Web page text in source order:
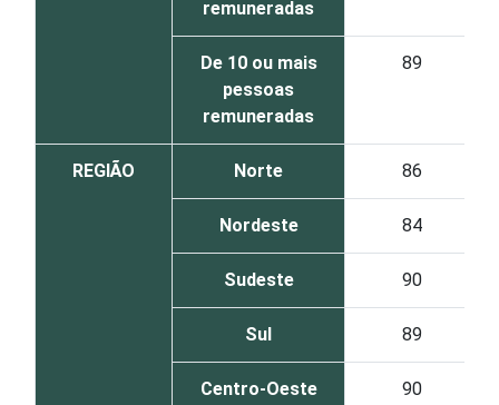
remuneradas
De 10 ou mais
pessoas
remuneradas
89
REGIÃO Norte 86
Nordeste 84
Sudeste 90
Sul 89
Centro-Oeste 90